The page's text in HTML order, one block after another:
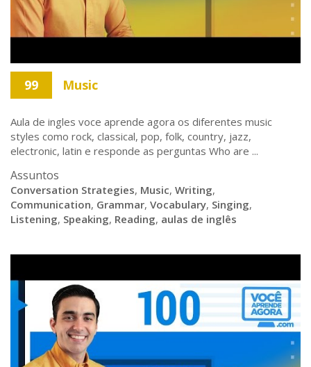
99 Music
Aula de ingles voce aprende agora os diferentes music
styles como rock, classical, pop, folk, country, jazz,
electronic, latin e responde as perguntas Who are ...
Assuntos
Conversation Strategies, Music, Writing,
Communication, Grammar, Vocabulary, Singing,
Listening, Speaking, Reading, aulas de inglês